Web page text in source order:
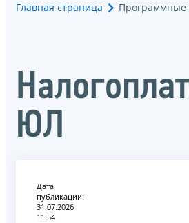
Главная страница Программные
ЮЛ
Дата
публикации:
31.07.2026
11:54